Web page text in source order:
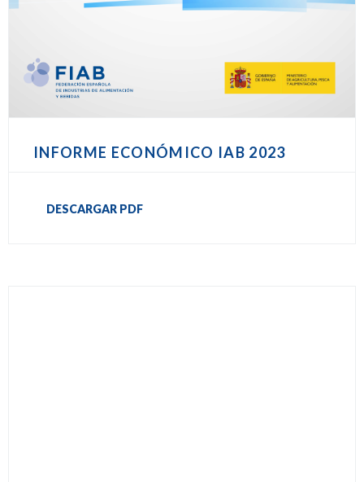
INFORME ECONÓMICO IAB 2023
DESCARGAR PDF